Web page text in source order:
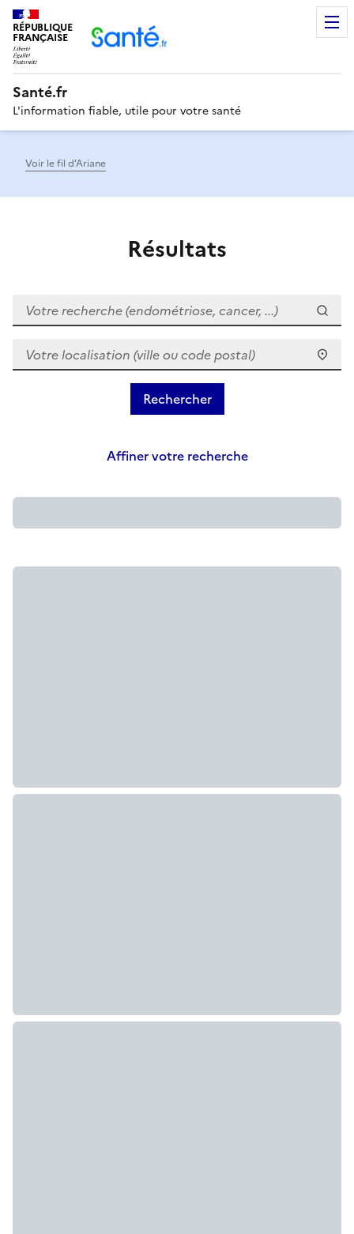
RÉPUBLIQUE
FRANÇAISE
Santé.fr
L'information fiable, utile pour votre santé
Voir le fil d’Ariane
Résultats
Votre recherche (endométriose, cancer, ...)
Votre localisation (ville ou code postal)
Affiner votre recherche